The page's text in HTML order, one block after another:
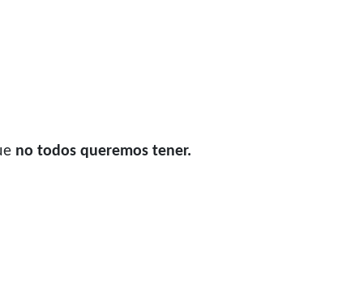
no todos queremos tener.